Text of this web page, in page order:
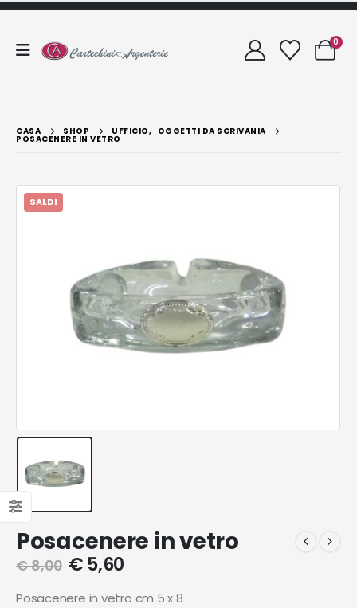
0
CASA SHOP UFFICIO, OGGETTI DA SCRIVANIA
POSACENERE IN VETRO
SALDI
Posacenere in vetro
€8,00 €5,60
Posacenere in vetro cm 5 x 8